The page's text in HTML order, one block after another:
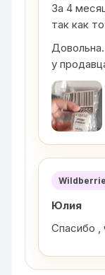
За 4
так как
у
Юлия
Спасибо ,